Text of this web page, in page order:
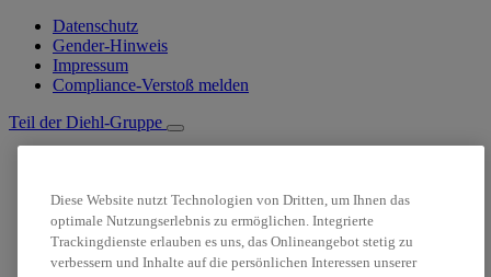
Datenschutz
Gender-Hinweis
Impressum
Compliance-Verstoß melden
Teil der Diehl-Gruppe
Login
Diese Website nutzt Technologien von Dritten, um Ihnen das
optimale Nutzungserlebnis zu ermöglichen. Integrierte
Trackingdienste erlauben es uns, das Onlineangebot stetig zu
verbessern und Inhalte auf die persönlichen Interessen unserer